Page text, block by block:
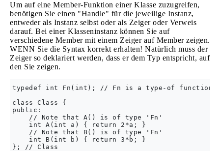
Um auf eine Member-Funktion einer Klasse zuzugreifen,
benötigen Sie einen "Handle" für die jeweilige Instanz,
entweder als Instanz selbst oder als Zeiger oder Verweis
darauf. Bei einer Klasseninstanz können Sie auf
verschiedene Member mit einem Zeiger auf Member zeigen.
WENN Sie die Syntax korrekt erhalten! Natürlich muss der
Zeiger so deklariert werden, dass er dem Typ entspricht, auf
den Sie zeigen.
typedef int Fn(int); // Fn is a type-of function
class Class {
public:
    // Note that A() is of type 'Fn'
    int A(int a) { return 2*a; }
    // Note that B() is of type 'Fn'
    int B(int b) { return 3*b; }
}; // Class